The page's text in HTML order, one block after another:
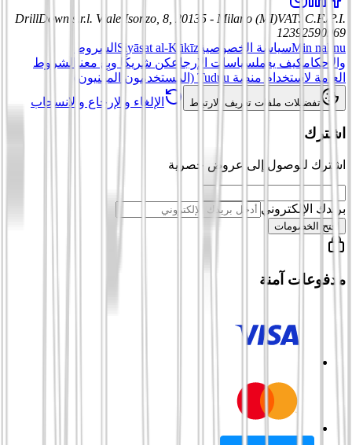
DrillDown s.r.l. Viale Isonzo, 8, 20135 - Milano (MI)VAT: C.F./P.I.
12392590969
Min nahnuسياسة الخصوصية Siyāsat al-Kūkīz الشروط
والأحكامكيف يعملسياسات الإرجاعكن شريكًا وبِع معنا
الشروط
العامة لاستخدام منصة Tuduu (المستخدمون المهنيون)
تفضيلات ملفات تعريف الارتباط الإلغاء والإرجاع والانسحاب
اشترك
اشترك للوصول إلى عروض حصرية
بريدك الإلكتروني
افتح الخصومات
مدفوعات آمنة